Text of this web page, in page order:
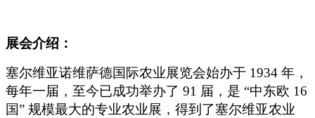
展会介绍：
塞尔维亚诺维萨德国际农业展览会始办于 1934 年，
每年一届，至今已成功举办了 91 届，是 “中东欧 16
国” 规模最大的专业农业展，得到了塞尔维亚农业